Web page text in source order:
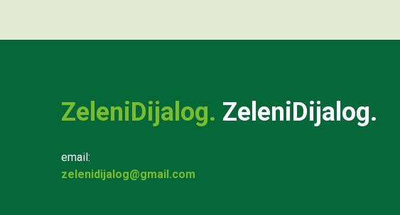
ZeleniDijalog. ZeleniDijalog.
email:
zelenidijalog@gmail.com